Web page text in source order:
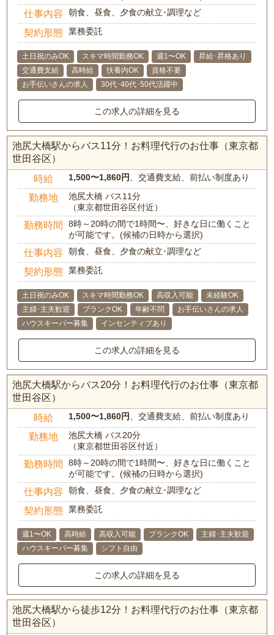
仕事内容 朝食、昼食、夕食の献立･調理など
契約形態 業務委託
土日祝のみOK スキマ時間勤務OK 週1〜OK
昇給･昇格あり
交通費支給
高時給 扶養内OK
資格不要
お手伝いさんの求人
30代･40代･50代活躍中
この求人の詳細を見る
池尻大橋駅からバス11分！お料理代行のお仕事（東京都
世田谷区）
時給 1,500〜1,860円 、交通費支給、前払い制度あり
勤務地
池尻大橋 バス11分
（東京都世田谷区付近）
勤務時間
8時～20時の間で1時間〜、好きな日に働くこと
が可能です。(候補の日時から選択)
仕事内容 朝食、昼食、夕食の献立･調理など
契約形態 業務委託
土日祝のみOK スキマ時間勤務OK 高収入可能
未経験OK
主婦･主夫歓迎
ブランクOK 年齢不問
お手伝いさんの求人
ハウスキーパー募集
インセンティブあり
この求人の詳細を見る
池尻大橋駅からバス20分！お料理代行のお仕事（東京都
世田谷区）
時給 1,500〜1,860円 、交通費支給、前払い制度あり
勤務地
池尻大橋 バス20分
（東京都世田谷区付近）
勤務時間
8時～20時の間で1時間〜、好きな日に働くこと
が可能です。(候補の日時から選択)
仕事内容 朝食、昼食、夕食の献立･調理など
契約形態 業務委託
週1〜OK 高時給 高収入可能 ブランクOK
主婦･主夫歓迎
ハウスキーパー募集
シフト自由
この求人の詳細を見る
池尻大橋駅から徒歩12分！お料理代行のお仕事（東京都
世田谷区）